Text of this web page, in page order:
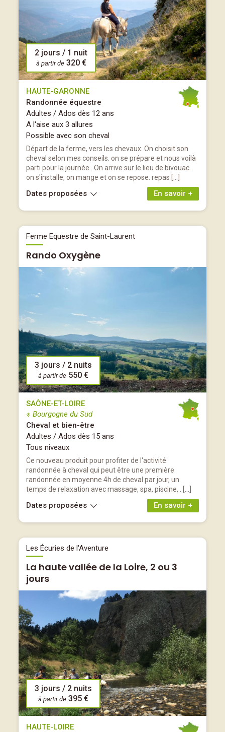
2 jours / 1 nuit
à partir de 320 €
HAUTE-GARONNE
Randonnée équestre
Adultes / Ados dès 12 ans
A l'aise aux 3 allures
Possible avec son cheval
Départ de la ferme, vers les chevaux. On choisit son
cheval selon mes conseils. on se prépare et nous voilà
parti pour la journée . On arrive sur le lieu de bivouac.
on s'installe, on mange et on se repose. repas […]
En savoir +
Dates proposées
Ferme Equestre de Saint-Laurent
Rando Oxygène
3 jours / 2 nuits
à partir de 550 €
SAÔNE-ET-LOIRE
※ Bourgogne du Sud
Cheval et bien-être
Adultes / Ados dès 15 ans
Tous niveaux
Ce nouveau produit pour profiter de l'activité
randonnée à cheval qui peut être une première
randonnée en moyenne 4h de cheval par jour, un
temps de relaxation avec massage, spa, piscine, . […]
En savoir +
Dates proposées
Les Écuries de l'Aventure
La haute vallée de la Loire, 2 ou 3
jours
3 jours / 2 nuits
à partir de 395 €
HAUTE-LOIRE